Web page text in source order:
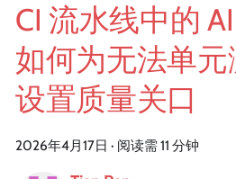
CI 流水线中的
如何为无法单
设置质量关口
2026年4月17日 · 阅读需 11 分钟